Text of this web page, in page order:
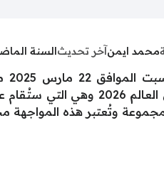
محمد ايمنآخر تحديثالسنة
تصفيات كأس العالم
وتُعتبر هذه المواجهة